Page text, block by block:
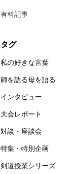
有料記事
タグ
私の好きな言葉
師を語る母を語る
インタビュー
大会レポート
対談・座談会
特集・特別企画
剣道授業シリーズ